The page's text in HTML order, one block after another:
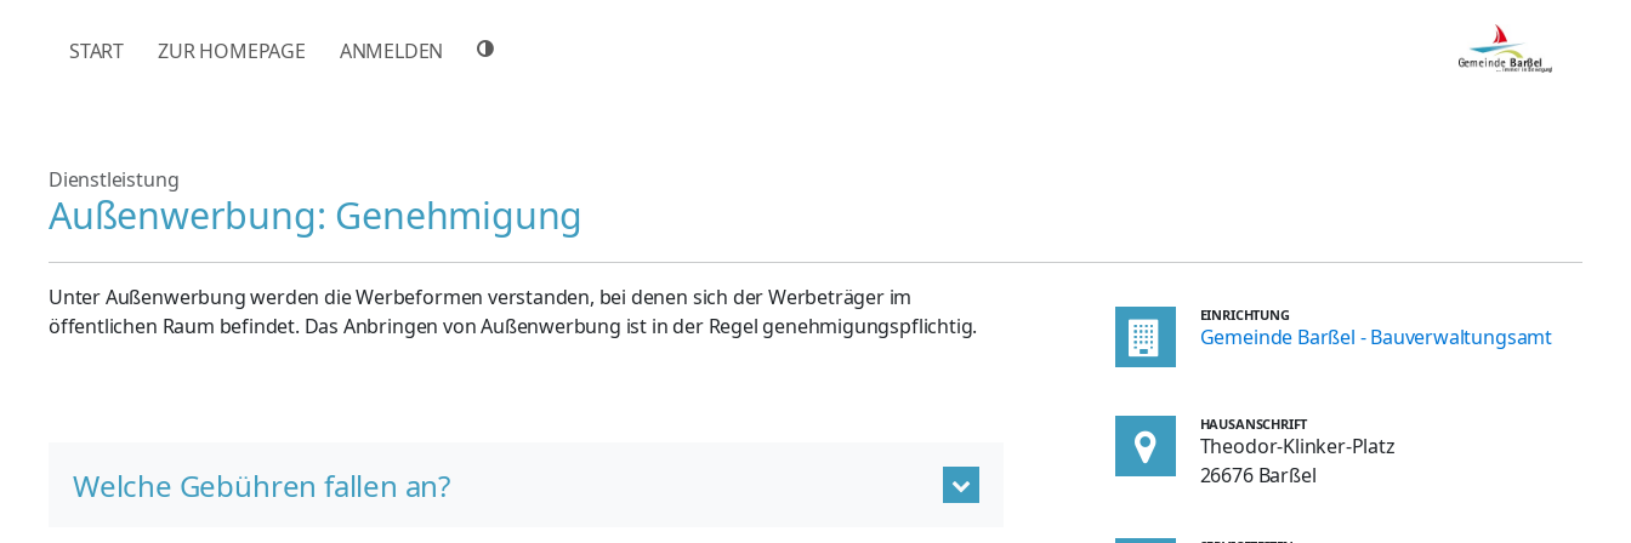
NAVIGATION ÜBERSPRINGEN
START ZUR HOMEPAGE ANMELDEN
Dienstleistung
Außenwerbung: Genehmigung
Unter Außenwerbung werden die Werbeformen verstanden, bei denen sich der Werbeträger im
öffentlichen Raum befindet. Das Anbringen von Außenwerbung ist in der Regel genehmigungspflichtig.
Welche Gebühren fallen an?
EINRICHTUNG
Gemeinde Barßel - Bauverwaltungsamt
HAUSANSCHRIFT
Theodor-Klinker-Platz
26676 Barßel